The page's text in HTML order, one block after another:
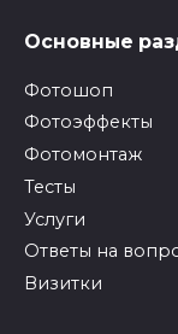
Основные
Фотошоп
Фотоэффекты
Фотомонтаж
Тесты
Услуги
Ответы на
Визитки